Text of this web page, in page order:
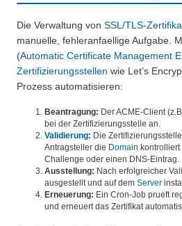
Die Verwaltung von SSL/TLS-
manuelle, fehleranfaellige Aufgabe.
(Automatic Certificate Management
Zertifizierungsstellen wie Let’s
Prozess automatisieren:
Beantragung: Der ACME-Client
bei der Zertifizierungsstelle an.
Validierung: Die
Antragsteller die Domain
Challenge oder einen DNS-Eintrag.
Ausstellung: Nach erfolgreicher
ausgestellt und auf dem Server
Erneuerung: Ein Cron-Job prueft
und erneuert das Zertifikat